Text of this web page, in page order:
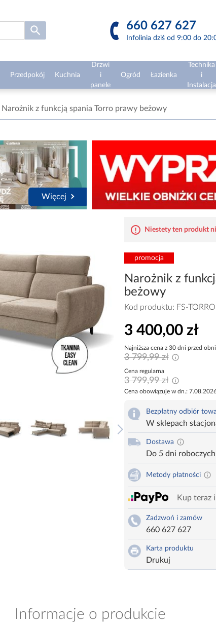
660 627 627
Infolinia dziś od 9:00 do
Przedpokój Kuchnia
Drzwi
i
panele
Ogród Łazienka
Technika
i
Instalacja
Narożnik z funkcją spania Torro prawy beżowy
Więcej
Niestety ten produkt
promocja
Narożnik z
beżowy
Kod produktu: FS-
3 400,00 zł
Najniższa cena z 30 dni przed
3 799,99 zł
Cena regularna
3 799,99 zł
Cena obowiązuje w dn.:
Bezpłatny odbiór
W sklepach
Dostawa
Do 5 dni roboczych
Metody płatności
Kup teraz
Zadzwoń i zamów
660 627 627
Karta produktu
Drukuj
Informacje o produkcie